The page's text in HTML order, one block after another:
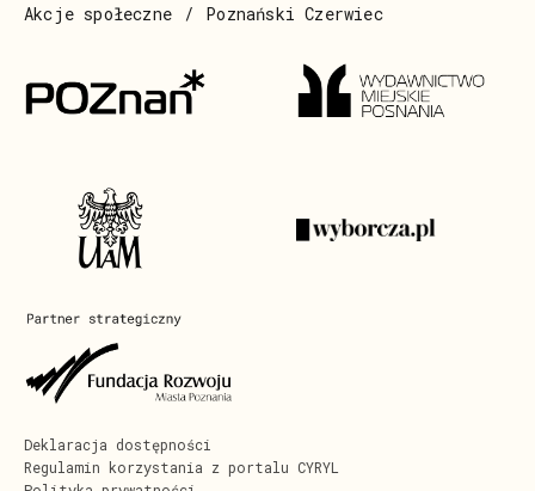
Akcje społeczne Poznański Czerwiec
Regulamin korzystania z portalu CYRYL
Deklaracja dostępności